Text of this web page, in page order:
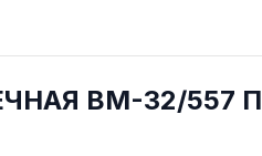
ВМ-32/557 П